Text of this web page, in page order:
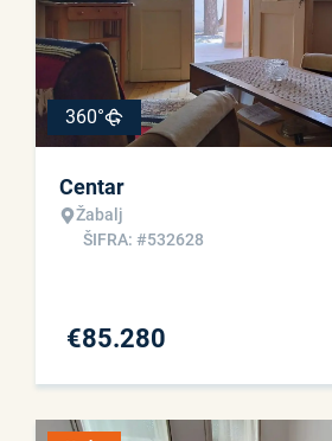
360°
Centar
Žabalj
ŠIFRA: #532628
€85.280